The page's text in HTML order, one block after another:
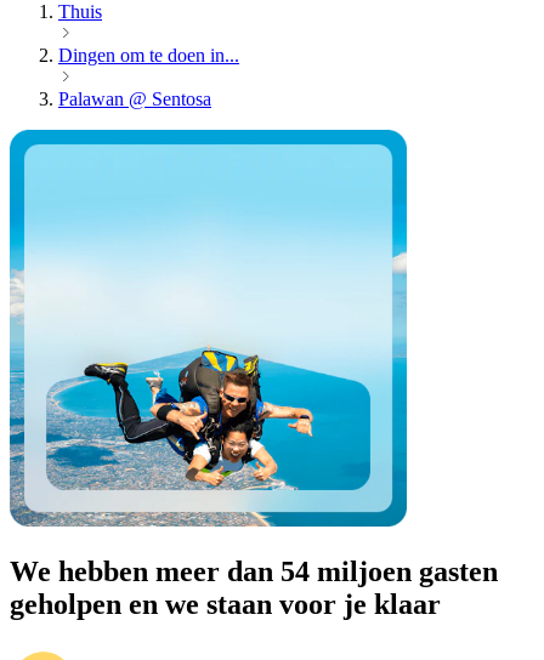
Thuis
Dingen om te doen in...
Palawan @ Sentosa
We hebben meer dan 54 miljoen gasten
geholpen en we staan voor je klaar